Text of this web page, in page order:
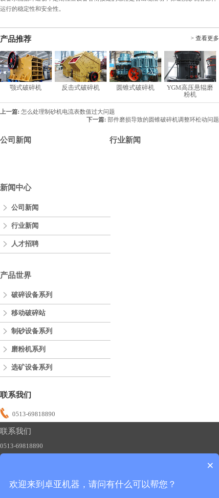
运行的稳定性和安全性。
产品推荐 > 查看更多
颚式破碎机 反击式破碎机 圆锥式破碎机
YGM高压悬辊磨
粉机
上一篇: 怎么处理制砂机电流表数值过大问题
下一篇: 部件磨损导致的圆锥破碎机调整环松动问题
公司新闻 行业新闻
新闻中心
公司新闻
行业新闻
人才招聘
产品世界
破碎设备系列
移动破碎站
制砂设备系列
磨粉机系列
选矿设备系列
联系我们
0513-69818890
联系我们
0513-69818890
友情链接： 制砂机 碎石机 磨粉机
移动破碎站
×
欢迎来到卓亚机器，请问有什么可以帮您？